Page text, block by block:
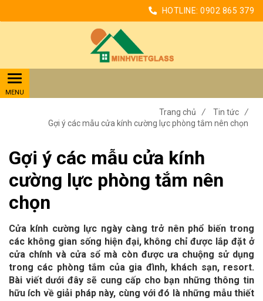
HOTLINE: 0902 865 379
Trang chủ / Tin tức
/
Gợi ý các mẫu cửa kính cường lực phòng tắm nên chọn
Gợi ý các mẫu cửa kính
cường lực phòng tắm nên
chọn
Cửa kính cường lực ngày càng trở nên phổ biến trong
các không gian sống hiện đại, không chỉ được lắp đặt ở
cửa chính và cửa sổ mà còn được ưa chuộng sử dụng
trong các phòng tắm của gia đình, khách sạn, resort.
Bài viết dưới đây sẽ cung cấp cho bạn những thông tin
hữu ích về giải pháp này, cùng với đó là những mẫu thiết